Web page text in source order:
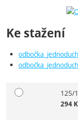
Ke stažení
Vyberte 125/
294